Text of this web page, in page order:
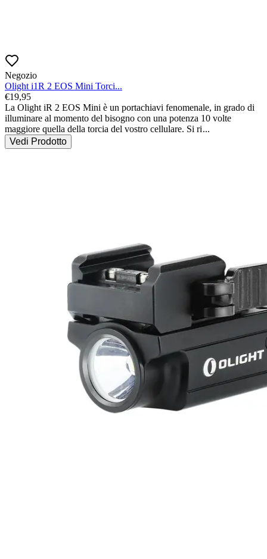
Negozio
Olight i1R 2 EOS Mini Torci...
€19,95
La Olight iR 2 EOS Mini è un portachiavi fenomenale, in grado di
illuminare al momento del bisogno con una potenza 10 volte
maggiore quella della torcia del vostro cellulare. Si ri...
Vedi Prodotto